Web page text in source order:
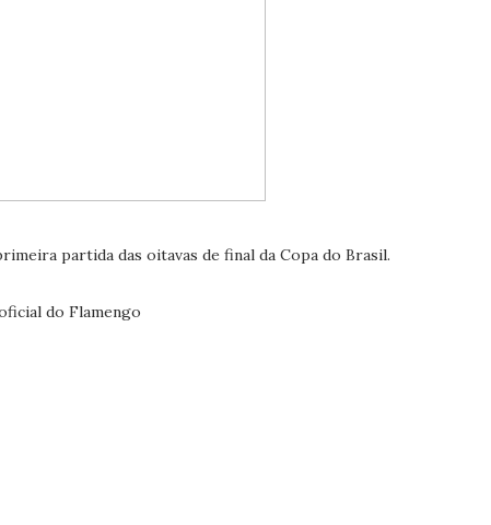
partida das oitavas de final da Copa do Brasil.
do Flamengo